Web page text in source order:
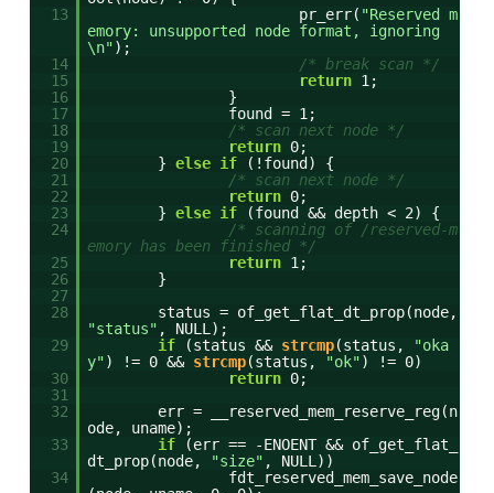
13
pr_err( "Reserved m
emory: unsupported node format, ignoring
\n");
14
/* break scan */
15
return 1;
16
}
17
found = 1;
18
/* scan next node */
19
return 0;
20
} else if
(!found) {
21
/* scan next node */
22
return 0;
23
} else if
(found && depth < 2) {
24
/* scanning of /reserved-m
emory has been finished */
25
return 1;
26
}
27
28
status = of_get_flat_dt_prop(node,
"status" , NULL);
29
if (status && strcmp(status,
"oka
y") != 0 && strcmp(status, "ok") != 0)
30
return 0;
31
32
err = __reserved_mem_reserve_reg(n
ode, uname);
33
if
(err == -ENOENT && of_get_flat_
dt_prop(node,
"size" , NULL))
34
fdt_reserved_mem_save_node